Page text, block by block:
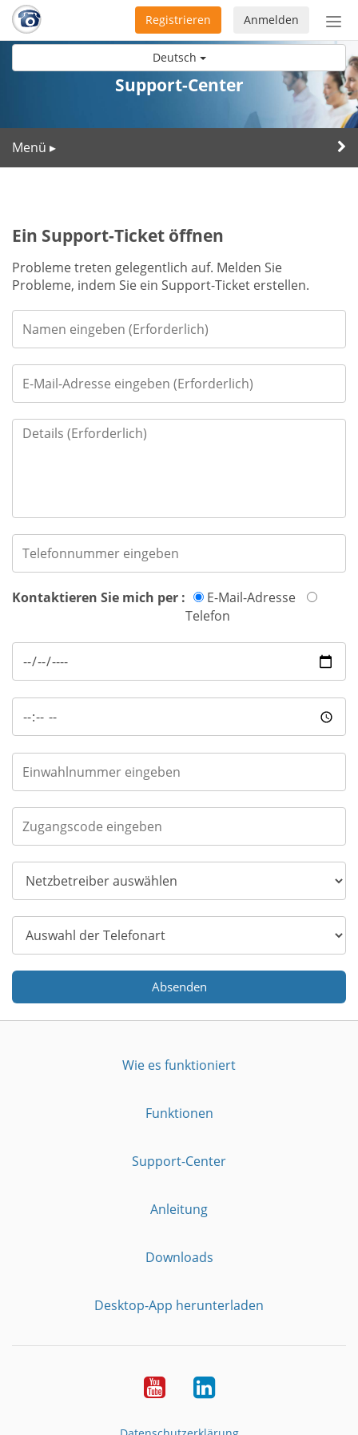
Deutsch
Anmelden
Registrieren
Support-Center
Menü ▸
Ein Support-Ticket öffnen
Probleme treten gelegentlich auf. Melden Sie
Probleme, indem Sie ein Support-Ticket erstellen.
Kontaktieren Sie mich per :
E-Mail-Adresse
Telefon
Absenden
Wie es funktioniert
Funktionen
Support-Center
Anleitung
Downloads
Desktop-App herunterladen
YouTubeLinkedIn